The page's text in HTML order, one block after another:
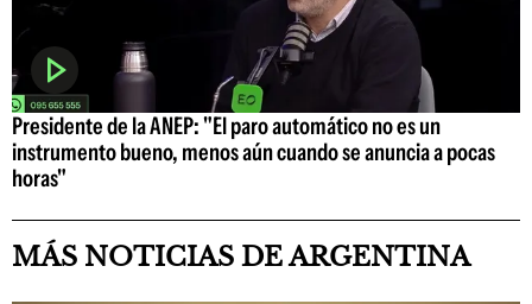
Presidente de la ANEP: "El paro automático no es un
instrumento bueno, menos aún cuando se anuncia a pocas
horas"
MÁS NOTICIAS DE ARGENTINA